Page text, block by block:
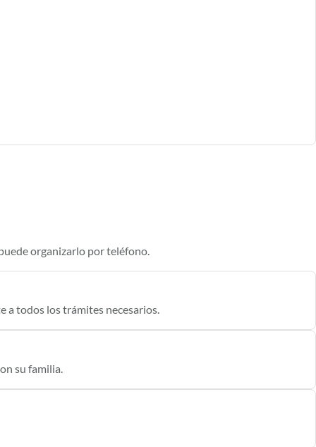
organizarlo por teléfono.
a todos los trámites necesarios.
su familia.